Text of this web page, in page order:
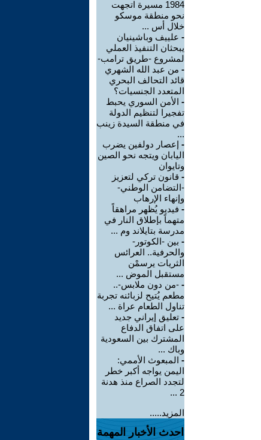
1984 مسيرة اتجهت
نحو منطقة موسكو
خلال أس ...
- علييف وباشينيان
يبحثان التنفيذ العملي
لمشروع -طريق ترامب-
- من عبد الله الشهري
قائد التحالف البحري
المتعدد الجنسيات؟
- الأمن السوري يحبط
تفجيرا لتنظيم الدولة
في منطقة السيدة زينب
...
- إعصار دولفين يضرب
اليابان ويتجه نحو الصين
وتايوان
- قانون تركي لتعزيز
-التضامن الوطني-
وإنهاء الإرهاب
- فيديو يُظهر مراهقاً
متهماً بإطلاق النار في
مدرسة بتايلاند وم ...
- بين -الكوتور-
والحرفية.. العرائس
الثريات يرسمْن
مستقبل الموض ...
- -من دون ملابس-..
مطعم يُتيح لزبائنه تجربة
تناول الطعام عراة ...
- تعليق إيراني جديد
على اتفاق الدفاع
المشترك بين السعودية
وباك ...
- المبعوث الأممي:
اليمن يواجه أكبر خطر
لتجدد الصراع منذ هدنة
2 ...
المزيد.....
احدث الأخبار المهمة